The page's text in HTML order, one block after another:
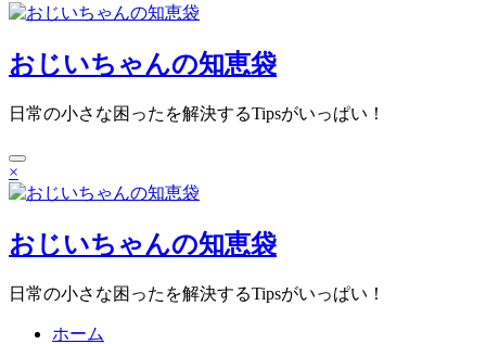
ッ
おじいちゃんの知恵袋
日常の小さな困ったを解決するTipsがいっぱい！
×
おじいちゃんの知恵袋
日常の小さな困ったを解決するTipsがいっぱい！
ホーム